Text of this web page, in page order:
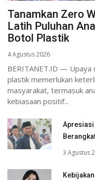
Tanamkan Zero
Latih Puluhan
Botol Plastik
4 Agustus 2026
BERITANET.ID — Upaya
plastik memerlukan
masyarakat, termasuk
kebiasaan positif...
Apresiasi
3 Agustus